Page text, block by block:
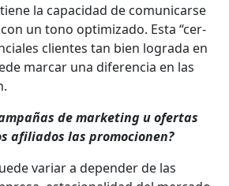
la capaci­dad de comu­ni­carse
un tono opti­miza­do. Esta “cer­
clientes tan bien logra­da en
mar­car una difer­en­cia en las
de mar­ket­ing u ofer­tas
afil­i­a­dos las pro­mo­cio­nen?
vari­ar a depen­der de las